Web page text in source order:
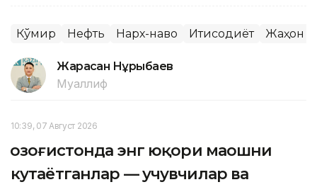
Кўмир Нефть Нарх-наво Иқтисодиёт Жаҳон
Жарасқан Нұрыбаев
Муаллиф
10:39, 07 Август 2026
Қозоғистонда энг юқори маошни
кутаётганлар — учувчилар ва